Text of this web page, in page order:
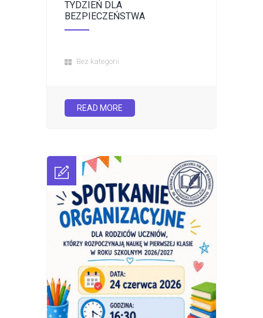
TYDZIEŃ DLA
BEZPIECZEŃSTWA
Bez kategorii
READ MORE